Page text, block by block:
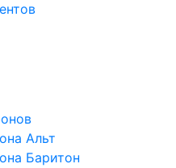
Альт
Баритон